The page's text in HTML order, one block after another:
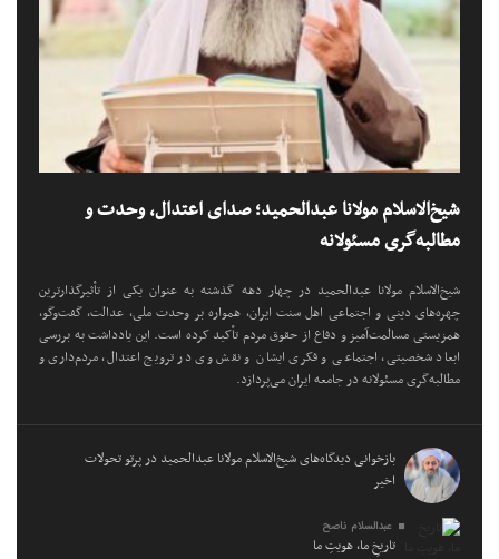
شیخ‌الاسلام مولانا عبدالحمید؛ صدای اعتدال، وحدت و
مطالبه‌گری مسئولانه
شیخ‌الاسلام مولانا عبدالحمید در چهار دهه گذشته به عنوان یکی از تأثیرگذارترین
چهره‌های دینی و اجتماعی اهل سنت ایران، همواره بر وحدت ملی، عدالت، گفت‌وگو،
همزیستی مسالمت‌آمیز و دفاع از حقوق مردم تأکید کرده است. این یادداشت به بررسی
ابعاد شخصیتی، اجتماعی و فکری ایشان و نقش وی در ترویج اعتدال، مردم‌داری و
مطالبه‌گری مسئولانه در جامعه ایران می‌پردازد.
بازخوانی دیدگاه‌های شیخ‌الاسلام مولانا عبدالحمید در پرتو تحولات
اخیر
عبدالسلام ناصح
تاریخِ ما، هویتِ ما